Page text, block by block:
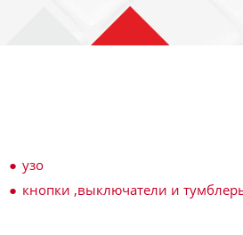
узо
кнопки ,выключатели и